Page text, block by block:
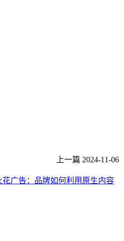
上一篇 2024-11-06
花广告：品牌如何利用原生内容